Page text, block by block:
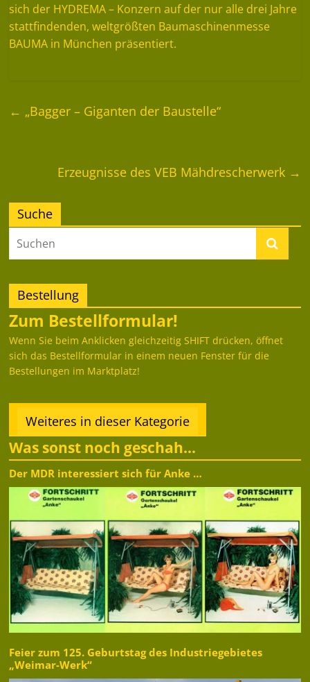
sich der HYDREMA – Konzern auf der nur alle drei Jahre
stattfindenden, weltgrößten Baumaschinenmesse
BAUMA in München präsentiert.
← „Bagger – Giganten der Baustelle“
Erzeugnisse des VEB Mähdrescherwerk →
Suche
Bestellung
Zum Bestellformular!
Wenn Sie beim Anklicken gleichzeitig SHIFT drücken, öffnet
sich das Bestellformular in einem neuen Fenster für die
Bestellungen im Marktplatz!
Weiteres in dieser Kategorie
Was sonst noch geschah...
Der MDR interessiert sich für Anke …
Feier zum 125. Geburtstag des Industriegebietes
„Weimar-Werk“